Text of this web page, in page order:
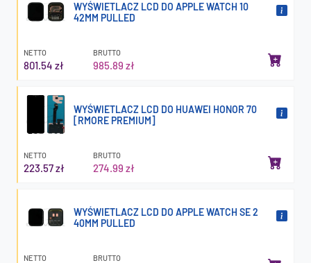
WYŚWIETLACZ LCD DO APPLE WATCH 10
42MM PULLED
NETTO
801.54 zł
BRUTTO
985.89 zł
WYŚWIETLACZ LCD DO HUAWEI HONOR 70
[RMORE PREMIUM]
NETTO
223.57 zł
BRUTTO
274.99 zł
WYŚWIETLACZ LCD DO APPLE WATCH SE 2
40MM PULLED
NETTO BRUTTO